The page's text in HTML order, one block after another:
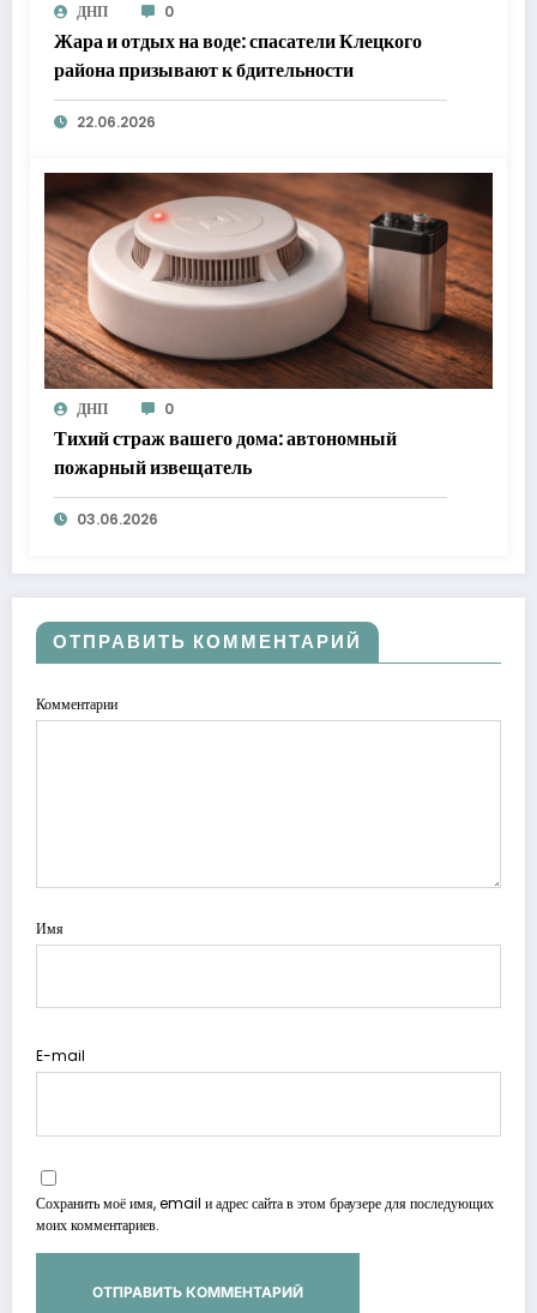
ДНП 0
Жара и отдых на воде: спасатели Клецкого
района призывают к бдительности
22.06.2026
ДНП 0
Тихий страж вашего дома: автономный
пожарный извещатель
03.06.2026
ОТПРАВИТЬ КОММЕНТАРИЙ
Комментарии
Имя
E-mail
Сохранить моё имя, email и адрес сайта в этом браузере для последующих
моих комментариев.